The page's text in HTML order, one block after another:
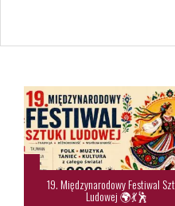
19. Międzynarodowy Festiwal
Ludowej 🌍💃🕺